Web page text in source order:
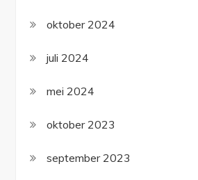
oktober 2024
juli 2024
mei 2024
oktober 2023
september 2023